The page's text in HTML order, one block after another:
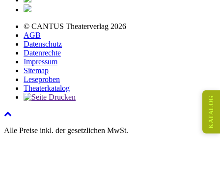
© CANTUS Theaterverlag 2026
AGB
Datenschutz
Datenrechte
Impressum
Sitemap
Leseproben
Theaterkatalog
Alle Preise inkl. der gesetzlichen MwSt.
KATALOG